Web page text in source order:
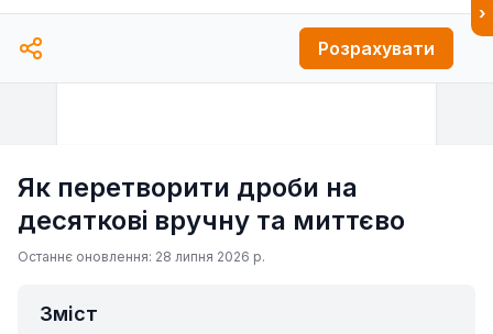
Розрахувати
›
Як перетворити дроби на
десяткові вручну та миттєво
Останнє оновлення: 28 липня 2026 р.
Зміст